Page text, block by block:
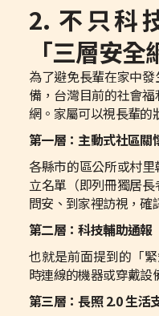
2. 不只科
「三層安全
為了避免長輩在家中
備，台灣目前的社會
網。家屬可以視長輩的
第一層：主動式社區關
各縣市的區公所或村
立名單（即列冊獨居
問安、到家裡訪視，確
第二層：科技輔助通報
也就是前面提到的「
時連線的機器或穿戴設
第三層：長照 2.0 生活